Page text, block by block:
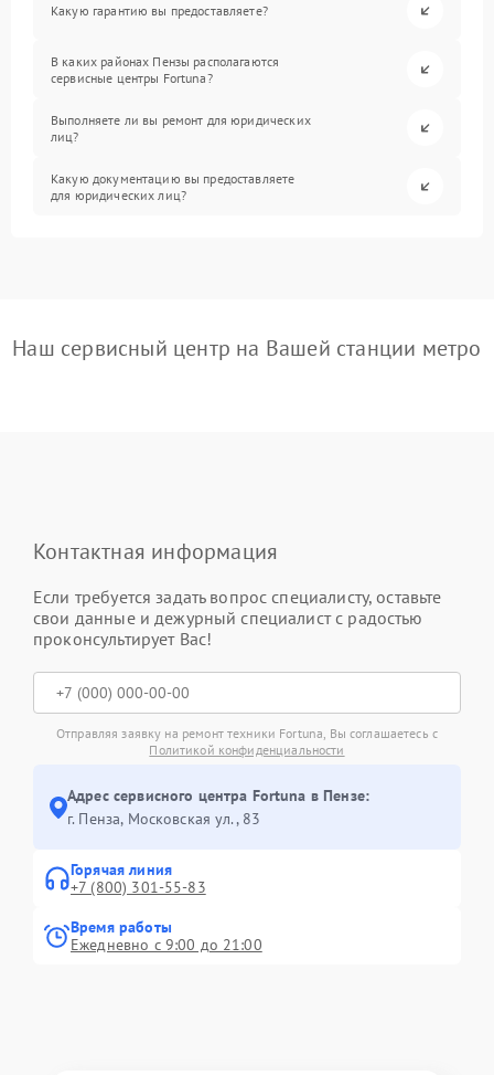
Какую гарантию вы предоставляете?
В каких районах Пензы располагаются
сервисные центры Fortuna?
Выполняете ли вы ремонт для юридических
лиц?
Какую документацию вы предоставляете
для юридических лиц?
Наш сервисный центр на Вашей станции метро
Контактная информация
Если требуется задать вопрос специалисту, оставьте
свои данные и дежурный специалист с радостью
проконсультирует Вас!
Отправляя заявку на ремонт техники Fortuna, Вы соглашаетесь с
Политикой конфиденциальности
Адрес сервисного центра Fortuna в Пензе:
г. Пенза, Московская ул., 83
Горячая линия
+7 (800) 301-55-83
Время работы
Ежедневно с 9:00 до 21:00